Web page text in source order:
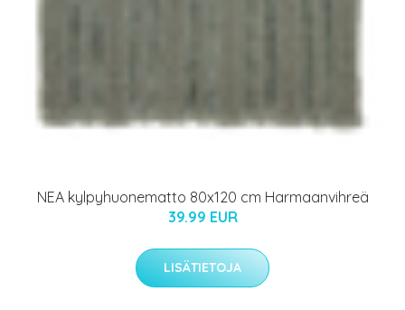
NEA kylpyhuonematto 80x120 cm Harmaanvihreä
39.99 EUR
LISÄTIETOJA